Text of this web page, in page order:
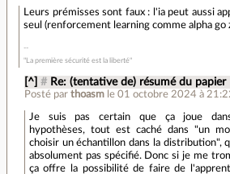
Leurs prémisses sont faux : l'ia peut aussi
seul (renforcement learning comme alpha go
"La première sécurité est la liberté"
[^] # Re: (tentative de) résumé du papier
Posté par thoasm le 01 octobre 2024 à
Je suis pas certain que ça joue
hypothèses, tout est caché dans "un
choisir un échantillon dans la distribution",
absolument pas spécifié. Donc si je me
ça offre la possibilité de faire de